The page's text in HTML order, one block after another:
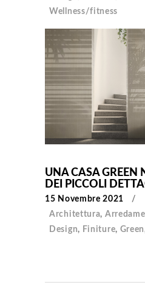
Wellness/fitness
UNA CASA GREEN
DEI PICCOLI
15 Novembre 2021
Architettura,
Design, Finiture, Green